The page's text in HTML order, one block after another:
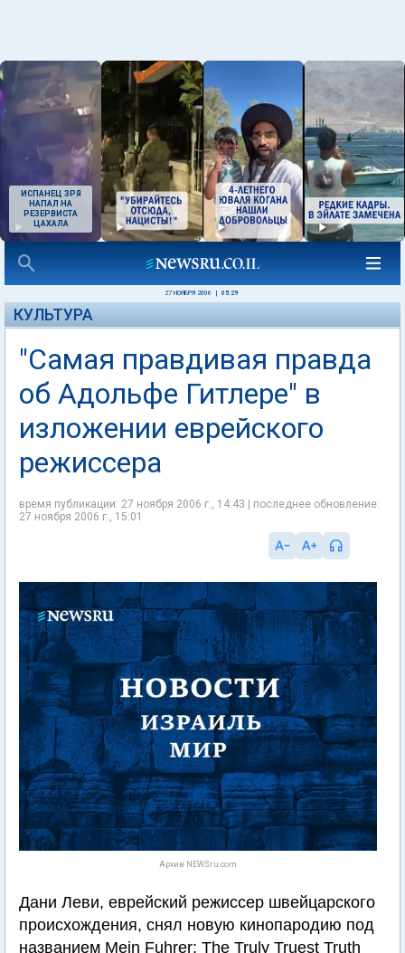
ИСПАНЕЦ ЗРЯ
НАПАЛ НА
РЕЗЕРВИСТА
ЦАХАЛА
27 НОЯБРЯ 2006 05:29
КУЛЬТУРА
"Самая правдивая правда
об Адольфе Гитлере" в
изложении еврейского
режиссера
время публикации: 27 ноября 2006 г., 14:43 | последнее обновление:
27 ноября 2006 г., 15:01
Архив NEWSru.com
Дани Леви, еврейский режиссер швейцарского
происхождения, снял новую кинопародию под
названием Mein Fuhrer: The Truly Truest Truth